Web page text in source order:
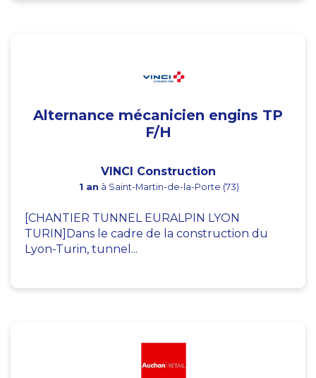
Alternance mécanicien engins TP
F/H
VINCI Construction
1 an à Saint-Martin-de-la-Porte (73)
[CHANTIER TUNNEL EURALPIN LYON
TURIN]Dans le cadre de la construction du
Lyon-Turin, tunnel...